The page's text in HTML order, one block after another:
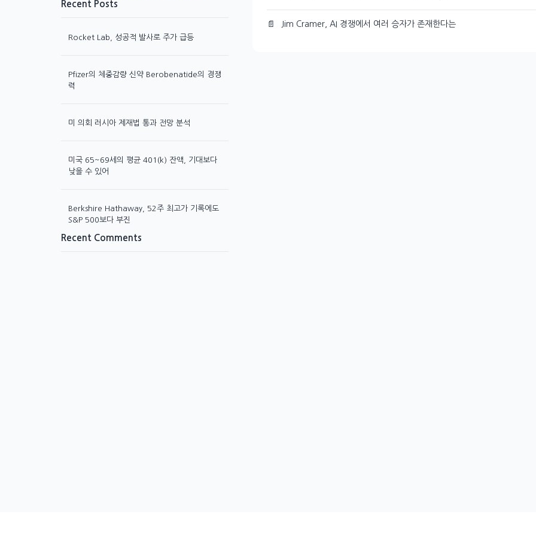
Recent Posts
Rocket Lab, 성공적 발사로 주가 급등
Pfizer의 체중감량 신약 Berobenatide의 경쟁
력
미 의회 러시아 제재법 통과 전망 분석
미국 65~69세의 평균 401(k) 잔액, 기대보다
낮을 수 있어
Berkshire Hathaway, 52주 최고가 기록에도
S&P 500보다 부진
Recent Comments
📄 Jim Cramer, AI 경쟁에서 여러 승자가 존재한다는